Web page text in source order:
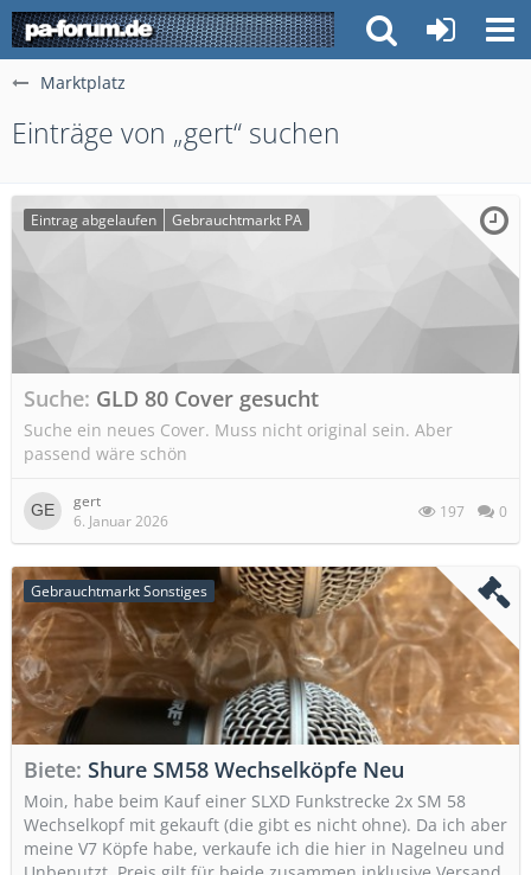
Marktplatz
Einträge von „gert“ suchen
Eintrag abgelaufen Gebrauchtmarkt PA
Suche GLD 80 Cover gesucht
Suche ein neues Cover. Muss nicht original sein. Aber
passend wäre schön
gert
6. Januar 2026
197 0
Gebrauchtmarkt Sonstiges
Biete Shure SM58 Wechselköpfe Neu
Moin, habe beim Kauf einer SLXD Funkstrecke 2x SM 58
Wechselkopf mit gekauft (die gibt es nicht ohne). Da ich aber
meine V7 Köpfe habe, verkaufe ich die hier in Nagelneu und